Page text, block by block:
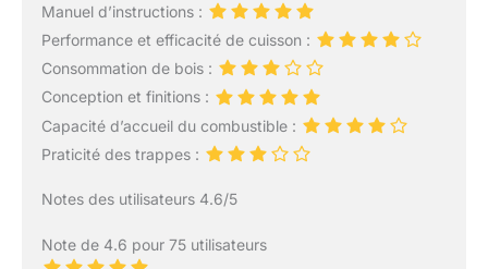
Manuel d’instructions :
Performance et efficacité de cuisson :
Consommation de bois :
Conception et finitions :
Capacité d’accueil du combustible :
Praticité des trappes :
Notes des utilisateurs 4.6/5
Note de 4.6 pour 75 utilisateurs